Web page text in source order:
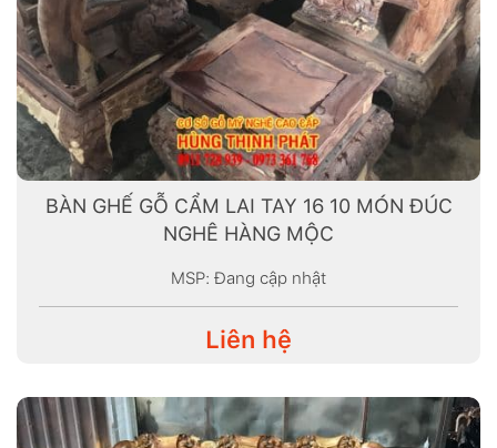
BÀN GHẾ GỖ CẨM LAI TAY 16 10 MÓN ĐÚC
NGHÊ HÀNG MỘC
MSP: Đang cập nhật
Liên hệ